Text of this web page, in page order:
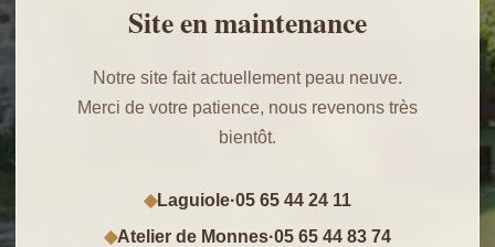
Site en maintenance
Notre site fait actuellement peau neuve.
Merci de votre patience, nous revenons très
bientôt.
◆Laguiole·05 65 44 24 11
◆Atelier de Monnes·05 65 44 83 74